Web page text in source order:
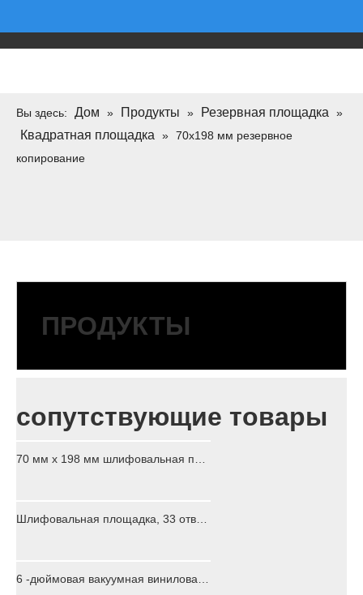
Вы здесь: Дом » Продукты » Резервная площадка »
Квадратная площадка » 70x198 мм резервное
копирование
ПРОДУКТЫ
сопутствующие товары